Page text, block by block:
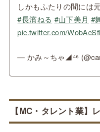
しかもふたりの間には
#長濱ねる #山下美月 #
pic.twitter.com/
— かみ～ちゃ◢⁴⁶
【MC・タレント業】